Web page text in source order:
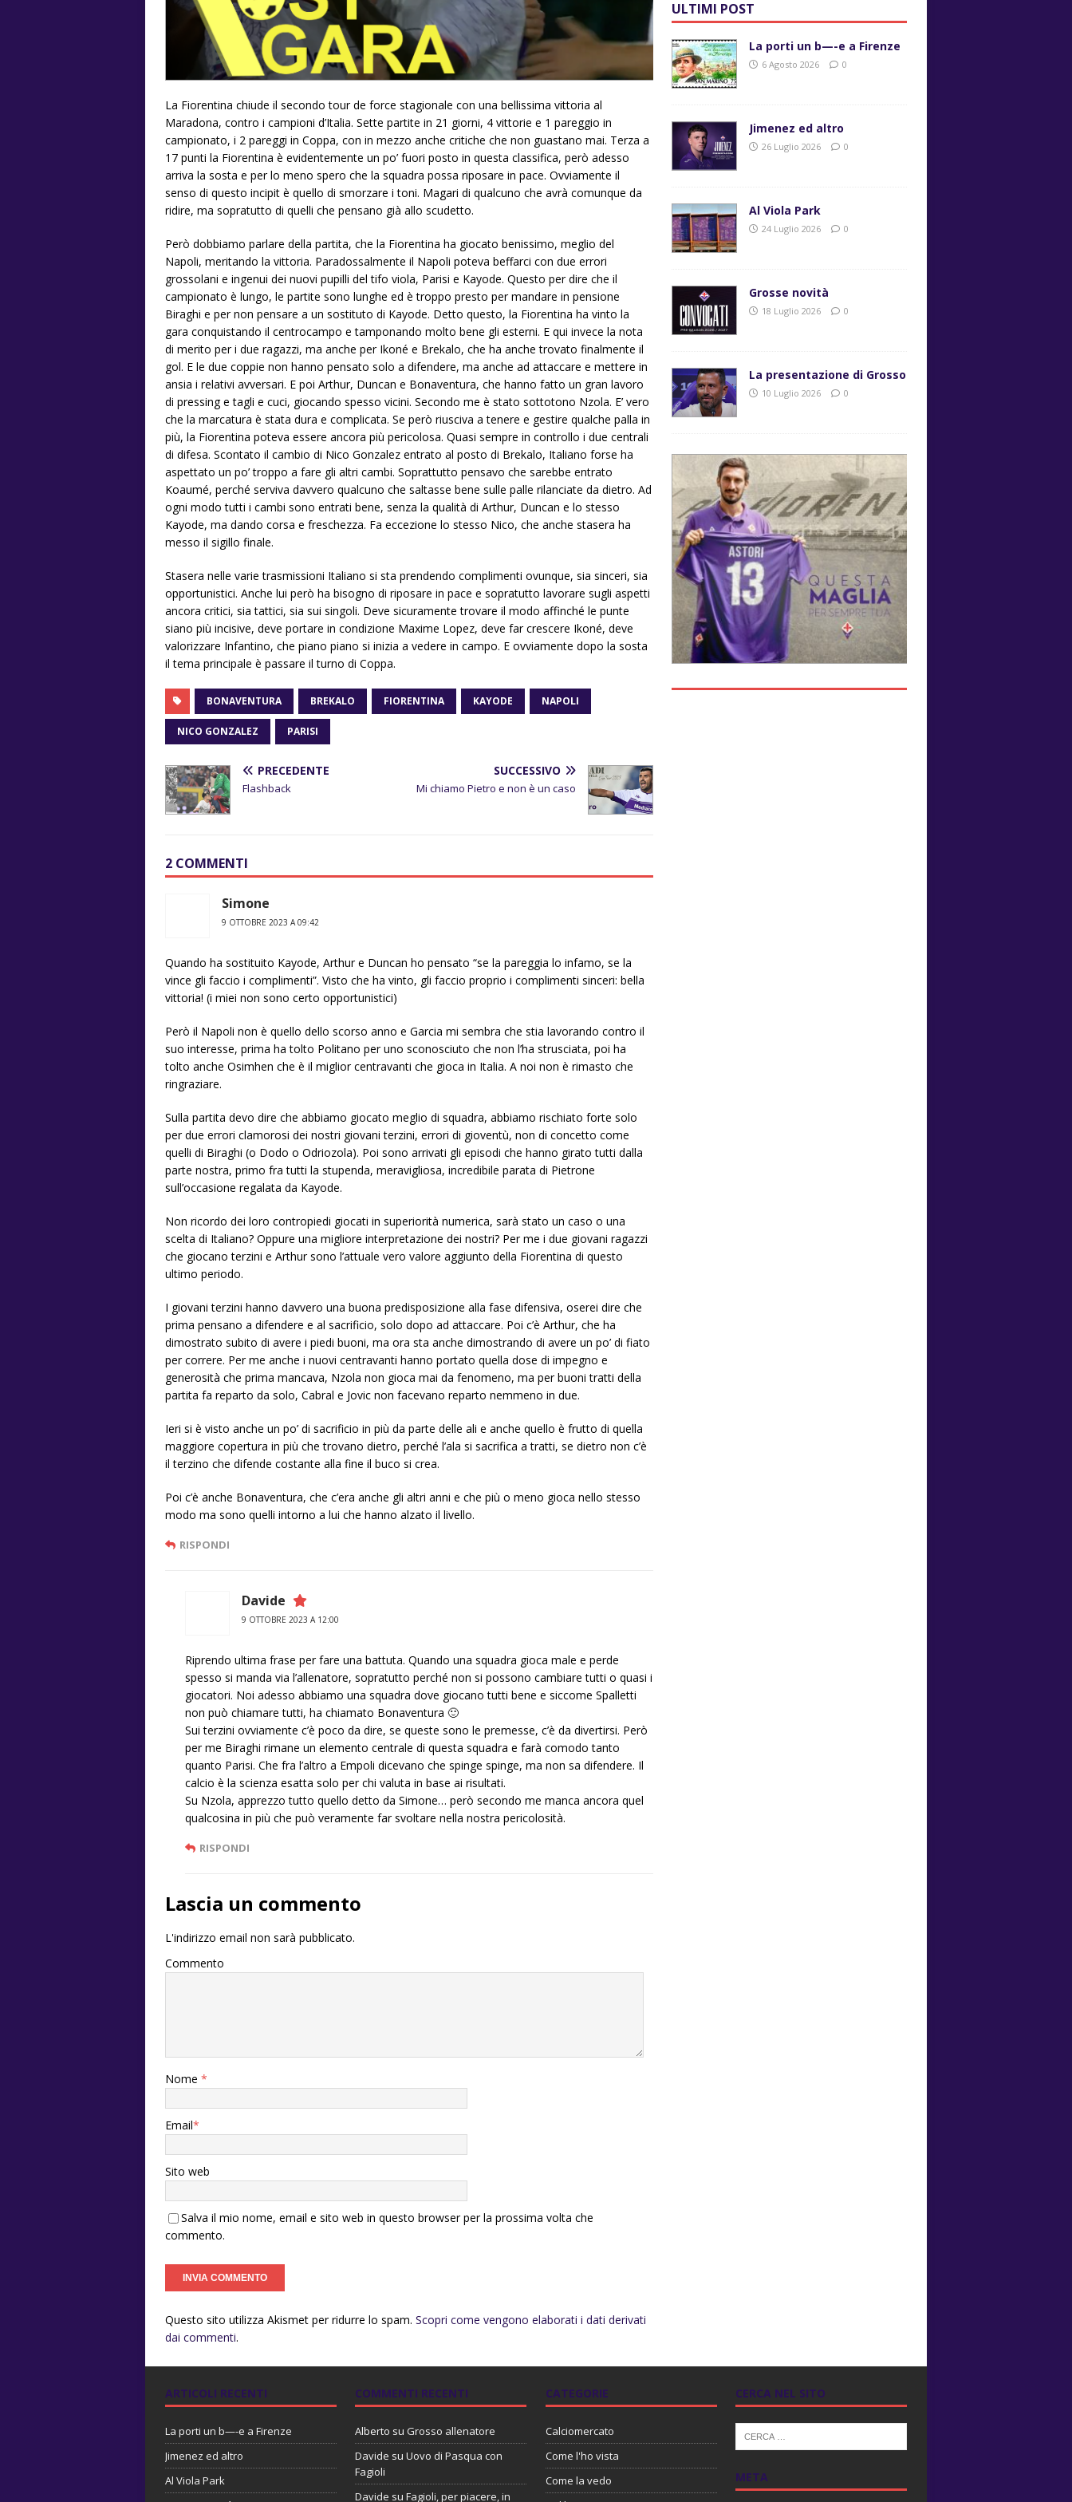
La Fiorentina chiude il secondo tour de force stagionale con una bellissima vittoria al
Maradona, contro i campioni d’Italia. Sette partite in 21 giorni, 4 vittorie e 1 pareggio in
campionato, i 2 pareggi in Coppa, con in mezzo anche critiche che non guastano mai. Terza a
17 punti la Fiorentina è evidentemente un po’ fuori posto in questa classifica, però adesso
arriva la sosta e per lo meno spero che la squadra possa riposare in pace. Ovviamente il
senso di questo incipit è quello di smorzare i toni. Magari di qualcuno che avrà comunque da
ridire, ma sopratutto di quelli che pensano già allo scudetto.
Però dobbiamo parlare della partita, che la Fiorentina ha giocato benissimo, meglio del
Napoli, meritando la vittoria. Paradossalmente il Napoli poteva beffarci con due errori
grossolani e ingenui dei nuovi pupilli del tifo viola, Parisi e Kayode. Questo per dire che il
campionato è lungo, le partite sono lunghe ed è troppo presto per mandare in pensione
Biraghi e per non pensare a un sostituto di Kayode. Detto questo, la Fiorentina ha vinto la
gara conquistando il centrocampo e tamponando molto bene gli esterni. E qui invece la nota
di merito per i due ragazzi, ma anche per Ikoné e Brekalo, che ha anche trovato finalmente il
gol. E le due coppie non hanno pensato solo a difendere, ma anche ad attaccare e mettere in
ansia i relativi avversari. E poi Arthur, Duncan e Bonaventura, che hanno fatto un gran lavoro
di pressing e tagli e cuci, giocando spesso vicini. Secondo me è stato sottotono Nzola. E’ vero
che la marcatura è stata dura e complicata. Se però riusciva a tenere e gestire qualche palla in
più, la Fiorentina poteva essere ancora più pericolosa. Quasi sempre in controllo i due centrali
di difesa. Scontato il cambio di Nico Gonzalez entrato al posto di Brekalo, Italiano forse ha
aspettato un po’ troppo a fare gli altri cambi. Soprattutto pensavo che sarebbe entrato
Koaumé, perché serviva davvero qualcuno che saltasse bene sulle palle rilanciate da dietro. Ad
ogni modo tutti i cambi sono entrati bene, senza la qualità di Arthur, Duncan e lo stesso
Kayode, ma dando corsa e freschezza. Fa eccezione lo stesso Nico, che anche stasera ha
messo il sigillo finale.
Stasera nelle varie trasmissioni Italiano si sta prendendo complimenti ovunque, sia sinceri, sia
opportunistici. Anche lui però ha bisogno di riposare in pace e sopratutto lavorare sugli aspetti
ancora critici, sia tattici, sia sui singoli. Deve sicuramente trovare il modo affinché le punte
siano più incisive, deve portare in condizione Maxime Lopez, deve far crescere Ikoné, deve
valorizzare Infantino, che piano piano si inizia a vedere in campo. E ovviamente dopo la sosta
il tema principale è passare il turno di Coppa.
BONAVENTURA BREKALO FIORENTINA KAYODE NAPOLI
NICO GONZALEZ PARISI
PRECEDENTE
Flashback
SUCCESSIVO
Mi chiamo Pietro e non è un caso
2 COMMENTI
Simone
9 OTTOBRE 2023 A 09:42
Quando ha sostituito Kayode, Arthur e Duncan ho pensato “se la pareggia lo infamo, se la
vince gli faccio i complimenti”. Visto che ha vinto, gli faccio proprio i complimenti sinceri: bella
vittoria! (i miei non sono certo opportunistici)
Però il Napoli non è quello dello scorso anno e Garcia mi sembra che stia lavorando contro il
suo interesse, prima ha tolto Politano per uno sconosciuto che non l’ha strusciata, poi ha
tolto anche Osimhen che è il miglior centravanti che gioca in Italia. A noi non è rimasto che
ringraziare.
Sulla partita devo dire che abbiamo giocato meglio di squadra, abbiamo rischiato forte solo
per due errori clamorosi dei nostri giovani terzini, errori di gioventù, non di concetto come
quelli di Biraghi (o Dodo o Odriozola). Poi sono arrivati gli episodi che hanno girato tutti dalla
parte nostra, primo fra tutti la stupenda, meravigliosa, incredibile parata di Pietrone
sull’occasione regalata da Kayode.
Non ricordo dei loro contropiedi giocati in superiorità numerica, sarà stato un caso o una
scelta di Italiano? Oppure una migliore interpretazione dei nostri? Per me i due giovani ragazzi
che giocano terzini e Arthur sono l’attuale vero valore aggiunto della Fiorentina di questo
ultimo periodo.
I giovani terzini hanno davvero una buona predisposizione alla fase difensiva, oserei dire che
prima pensano a difendere e al sacrificio, solo dopo ad attaccare. Poi c’è Arthur, che ha
dimostrato subito di avere i piedi buoni, ma ora sta anche dimostrando di avere un po’ di fiato
per correre. Per me anche i nuovi centravanti hanno portato quella dose di impegno e
generosità che prima mancava, Nzola non gioca mai da fenomeno, ma per buoni tratti della
partita fa reparto da solo, Cabral e Jovic non facevano reparto nemmeno in due.
Ieri si è visto anche un po’ di sacrificio in più da parte delle ali e anche quello è frutto di quella
maggiore copertura in più che trovano dietro, perché l’ala si sacrifica a tratti, se dietro non c’è
il terzino che difende costante alla fine il buco si crea.
Poi c’è anche Bonaventura, che c’era anche gli altri anni e che più o meno gioca nello stesso
modo ma sono quelli intorno a lui che hanno alzato il livello.
RISPONDI
Davide
9 OTTOBRE 2023 A 12:00
Riprendo ultima frase per fare una battuta. Quando una squadra gioca male e perde
spesso si manda via l’allenatore, sopratutto perché non si possono cambiare tutti o quasi i
giocatori. Noi adesso abbiamo una squadra dove giocano tutti bene e siccome Spalletti
non può chiamare tutti, ha chiamato Bonaventura 🙂
Sui terzini ovviamente c’è poco da dire, se queste sono le premesse, c’è da divertirsi. Però
per me Biraghi rimane un elemento centrale di questa squadra e farà comodo tanto
quanto Parisi. Che fra l’altro a Empoli dicevano che spinge spinge, ma non sa difendere. Il
calcio è la scienza esatta solo per chi valuta in base ai risultati.
Su Nzola, apprezzo tutto quello detto da Simone… però secondo me manca ancora quel
qualcosina in più che può veramente far svoltare nella nostra pericolosità.
RISPONDI
Lascia un commento
L'indirizzo email non sarà pubblicato.
Commento
Nome *
Email*
Sito web
Salva il mio nome, email e sito web in questo browser per la prossima volta che
commento.
Questo sito utilizza Akismet per ridurre lo spam. Scopri come vengono elaborati i dati derivati
dai commenti.
ULTIMI POST
La porti un b—-e a Firenze
6 Agosto 2026 0
Jimenez ed altro
26 Luglio 2026 0
Al Viola Park
24 Luglio 2026 0
Grosse novità
18 Luglio 2026 0
La presentazione di Grosso
10 Luglio 2026 0
ARTICOLI RECENTI
La porti un b—-e a Firenze
Jimenez ed altro
Al Viola Park
COMMENTI RECENTI
Alberto su Grosso allenatore
Davide suUovo di Pasqua con
Fagioli
Davide suFagioli, per piacere, in
CATEGORIE
Calciomercato
Come l'ho vista
Come la vedo
CERCA NEL SITO
META